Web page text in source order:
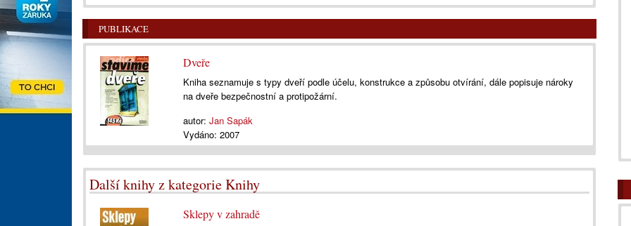
PUBLIKACE
Dveře
Kniha seznamuje s typy dveří podle účelu, konstrukce a způsobu otvírání, dále popisuje nároky
na dveře bezpečnostní a protipožární.
autor: Jan Sapák
Vydáno: 2007
Další knihy z kategorie Knihy
Sklepy v zahradě